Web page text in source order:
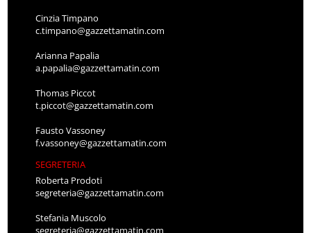
Cinzia Timpano
c.timpano@gazzettamatin.com
Arianna Papalia
a.papalia@gazzettamatin.com
Thomas Piccot
t.piccot@gazzettamatin.com
Fausto Vassoney
f.vassoney@gazzettamatin.com
SEGRETERIA
Roberta Prodoti
segreteria@gazzettamatin.com
Stefania Muscolo
segreteria@gazzettamatin.com